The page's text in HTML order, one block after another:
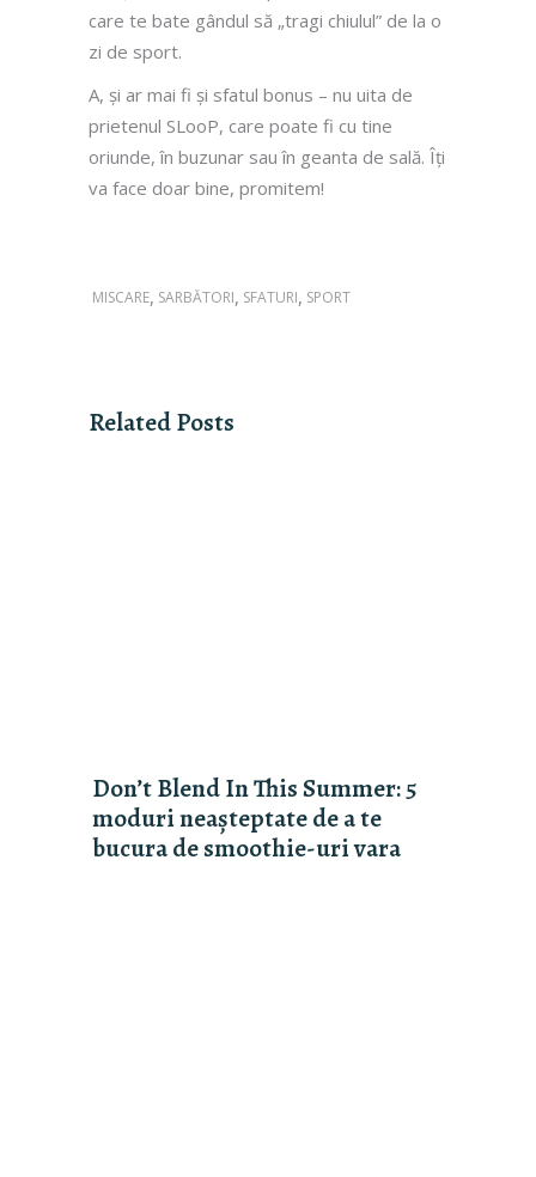
care te bate gândul să „tragi chiulul” de la o
zi de sport.
A, și ar mai fi și sfatul bonus – nu uita de
prietenul SLooP, care poate fi cu tine
oriunde, în buzunar sau în geanta de sală. Îți
va face doar bine, promitem!
MISCARE, SARBĂTORI, SFATURI, SPORT
Related Posts
Don’t Blend In This Summer: 5
moduri neașteptate de a te
bucura de smoothie-uri vara